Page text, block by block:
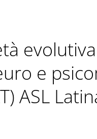
e
ASL